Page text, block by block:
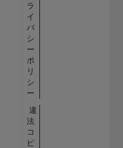
ラ
イ
バ
シ
ー
ポ
リ
シ
ー
違
法
コ
ピ